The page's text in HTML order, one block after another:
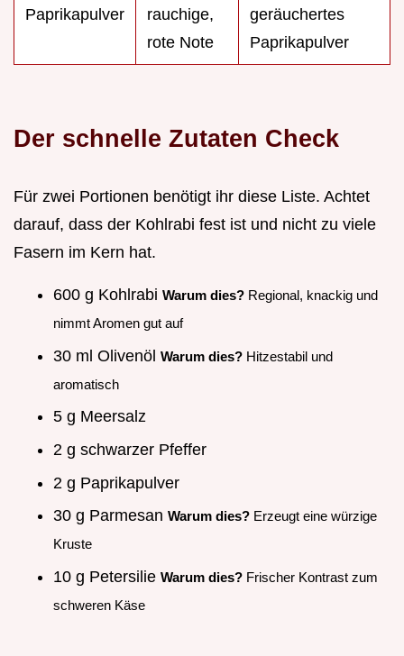
Paprikapulver
rauchige,
rote Note
geräuchertes
Paprikapulver
Der schnelle Zutaten Check
Für zwei Portionen benötigt ihr diese Liste. Achtet
darauf, dass der Kohlrabi fest ist und nicht zu viele
Fasern im Kern hat.
600 g Kohlrabi Warum dies? Regional, knackig und
nimmt Aromen gut auf
30 ml Olivenöl Warum dies? Hitzestabil und
aromatisch
5 g Meersalz
2 g schwarzer Pfeffer
2 g Paprikapulver
30 g Parmesan Warum dies? Erzeugt eine würzige
Kruste
10 g Petersilie Warum dies? Frischer Kontrast zum
schweren Käse